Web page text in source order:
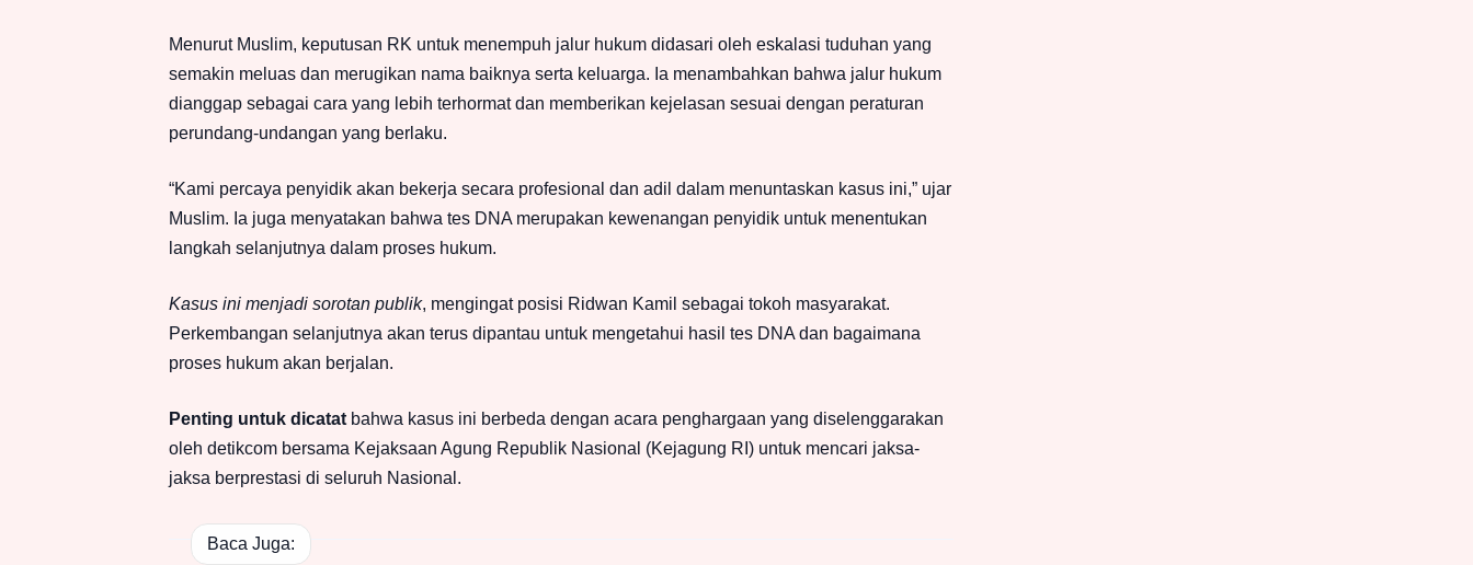
Menurut Muslim, keputusan RK untuk menempuh jalur hukum didasari oleh eskalasi tuduhan yang
semakin meluas dan merugikan nama baiknya serta keluarga. Ia menambahkan bahwa jalur hukum
dianggap sebagai cara yang lebih terhormat dan memberikan kejelasan sesuai dengan peraturan
perundang-undangan yang berlaku.
“Kami percaya penyidik akan bekerja secara profesional dan adil dalam menuntaskan kasus ini,” ujar
Muslim. Ia juga menyatakan bahwa tes DNA merupakan kewenangan penyidik untuk menentukan
langkah selanjutnya dalam proses hukum.
Kasus ini menjadi sorotan publik, mengingat posisi Ridwan Kamil sebagai tokoh masyarakat.
Perkembangan selanjutnya akan terus dipantau untuk mengetahui hasil tes DNA dan bagaimana
proses hukum akan berjalan.
Penting untuk dicatat bahwa kasus ini berbeda dengan acara penghargaan yang diselenggarakan
oleh detikcom bersama Kejaksaan Agung Republik Nasional (Kejagung RI) untuk mencari jaksa-
jaksa berprestasi di seluruh Nasional.
Baca Juga: